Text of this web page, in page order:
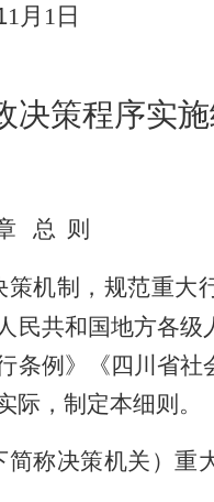
1 月 1日
决策程序实施
总 则
机制，规范重大
民共和国地方各级
条例》《四川省
，制定本细则。
称决策机关）重